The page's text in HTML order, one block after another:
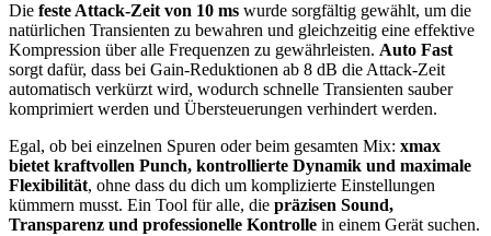
Die feste Attack-Zeit von 10 ms wurde sorgfältig gewählt, um die
natürlichen Transienten zu bewahren und gleichzeitig eine effektive
Kompression über alle Frequenzen zu gewährleisten. Auto Fast
sorgt dafür, dass bei Gain-Reduktionen ab 8 dB die Attack-Zeit
automatisch verkürzt wird, wodurch schnelle Transienten sauber
komprimiert werden und Übersteuerungen verhindert werden.
Egal, ob bei einzelnen Spuren oder beim gesamten Mix: xmax
bietet kraftvollen Punch, kontrollierte Dynamik und maximale
Flexibilität, ohne dass du dich um komplizierte Einstellungen
kümmern musst. Ein Tool für alle, die präzisen Sound,
Transparenz und professionelle Kontrolle in einem Gerät suchen.